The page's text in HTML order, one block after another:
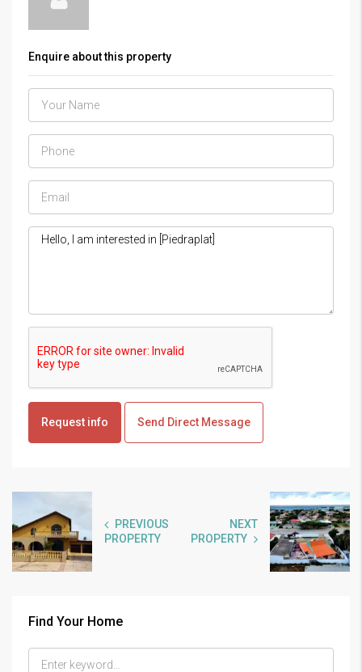
Enquire about this property
Request info Send Direct Message
PREVIOUS
PROPERTY
NEXT
PROPERTY
Find Your Home